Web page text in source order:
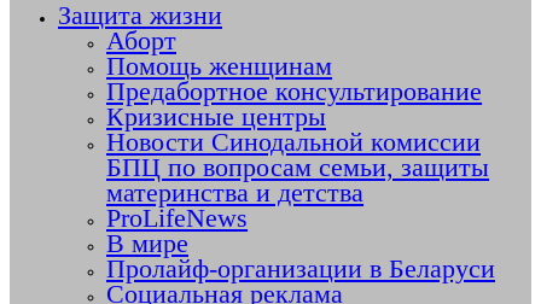
Защита жизни
Аборт
Помощь женщинам
Предабортное консультирование
Кризисные центры
Новости Синодальной комиссии
БПЦ по вопросам семьи, защиты
материнства и детства
ProLifeNews
В мире
Пролайф-организации в Беларуси
Социальная реклама